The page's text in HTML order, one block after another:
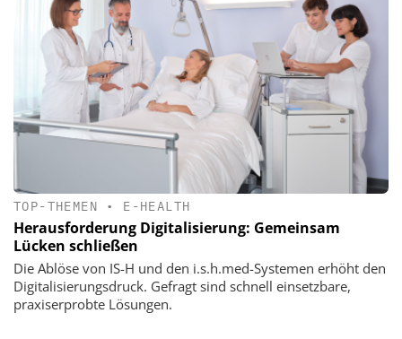
TOP-THEMEN • E-HEALTH
Herausforderung Digitalisierung: Gemeinsam
Lücken schließen
Die Ablöse von IS-H und den i.s.h.med-Systemen erhöht den
Digitalisierungsdruck. Gefragt sind schnell einsetzbare,
praxiserprobte Lösungen.